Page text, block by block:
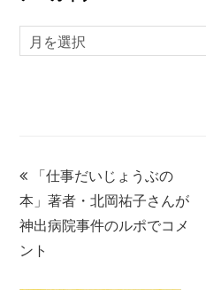
月を選択
「仕事だいじょうぶの
本」著者・北岡祐子さんが
神出病院事件のルポでコメ
ント